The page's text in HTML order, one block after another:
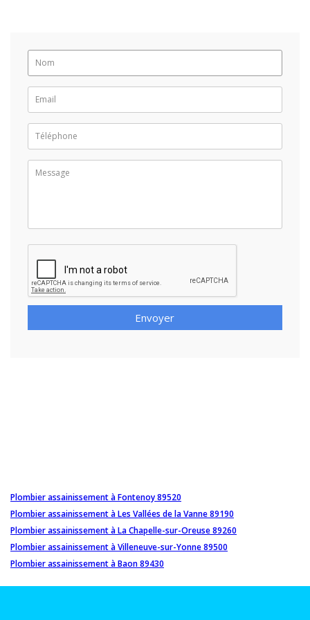
Envoyer
Plombier assainissement à Fontenoy 89520
Plombier assainissement à Les Vallées de la Vanne 89190
Plombier assainissement à La Chapelle-sur-Oreuse 89260
Plombier assainissement à Villeneuve-sur-Yonne 89500
Plombier assainissement à Baon 89430